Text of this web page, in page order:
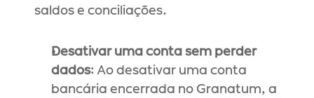
saldos e conciliações.
Desativar uma conta sem perder
dados: Ao desativar uma conta
bancária encerrada no Granatum, a